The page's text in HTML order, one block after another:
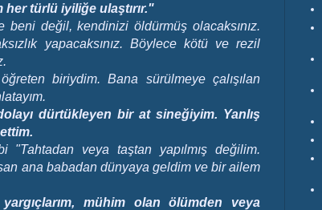
türlü iyiliğe ulaştırır."
değil, kendinizi öldürmüş olacaksınız.
yapacaksınız. Böylece kötü ve rezil
biriydim. Bana sürülmeye çalışılan
dürtükleyen bir at sineğiyim. Yanlış
"Tahtadan veya taştan yapılmış değilim.
ana babadan dünyaya geldim ve bir ailem
yargıçlarım, mühim olan ölümden veya